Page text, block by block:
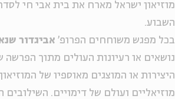
מוזיאון ישראל מארח את בית אבי חי
השבוע.
בכל מפגש משוחחים הפרופ' אביגדור
נושאים או רעיונות העולים מתוך
היצירות או המוצגים מאוספיו של
מוזיאליים ועולם של דימויים.